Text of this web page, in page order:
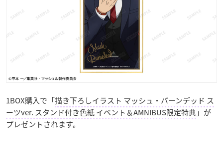
1BOX購入で「描き下ろしイラスト マッシュ・バーンデッド ス
ーツver. スタンド付き色紙 イベント＆AMNIBUS限定特典」が
プレゼントされます。